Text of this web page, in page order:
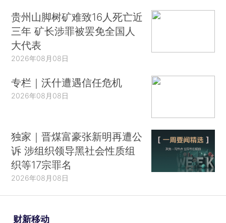
贵州山脚树矿难致16人死亡近
三年 矿长涉罪被罢免全国人
大代表
2026年08月08日
专栏｜沃什遭遇信任危机
2026年08月08日
独家｜晋煤富豪张新明再遭公
诉 涉组织领导黑社会性质组
织等17宗罪名
2026年08月08日
财新移动